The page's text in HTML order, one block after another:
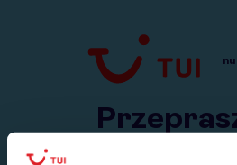
Przejdź do TUI.pl
Wysłaliśmy nasz serwis